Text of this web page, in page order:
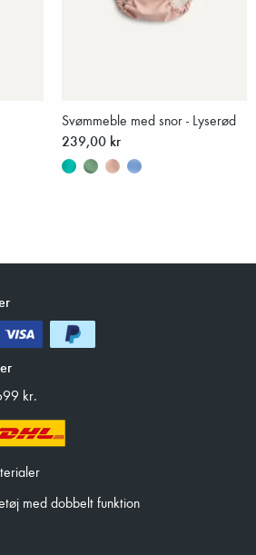
Svømmeble med snor - Lyserød
239,00 kr
kr.
med dobbelt funktion